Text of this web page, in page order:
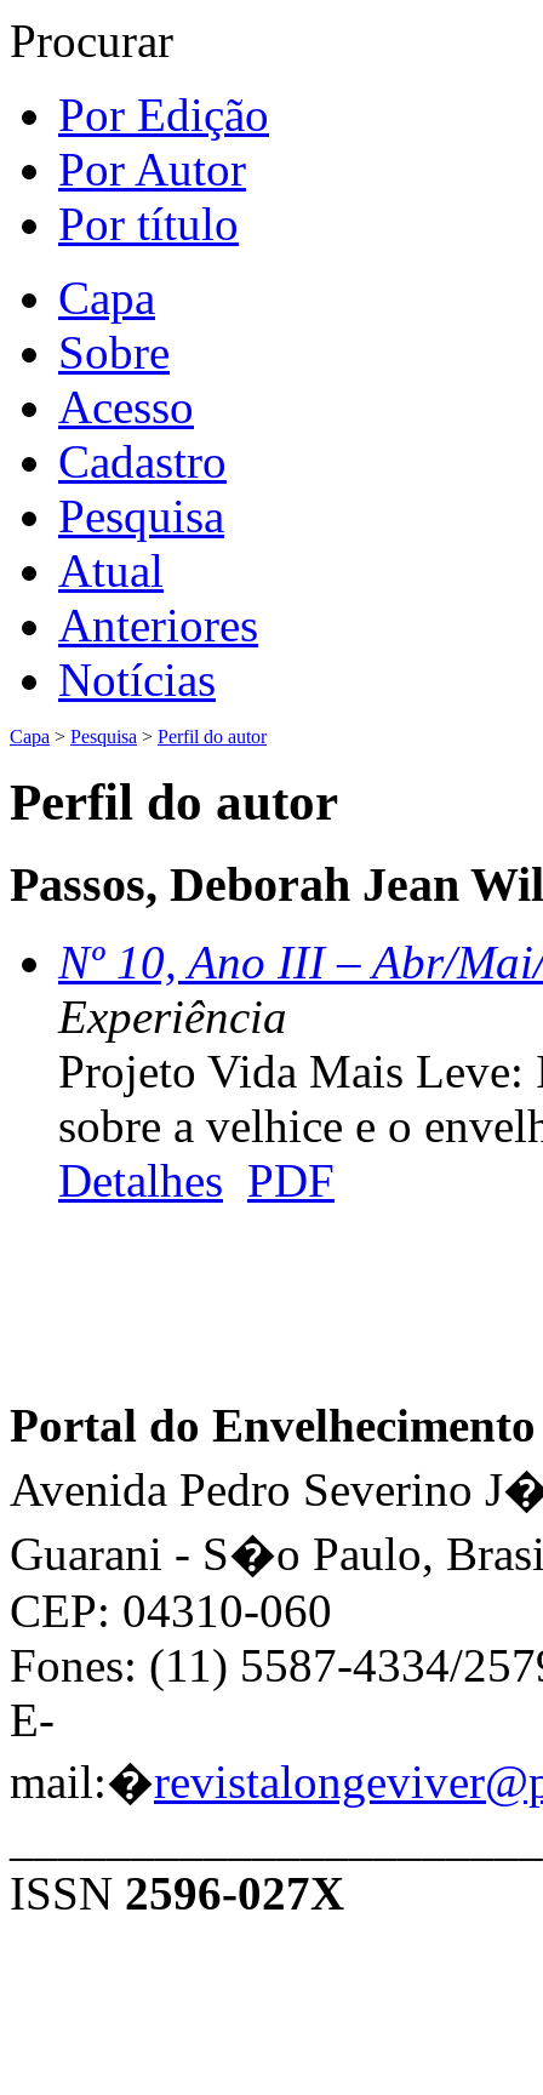
Procurar
Por Edição
Por Autor
Por título
Capa
Sobre
Acesso
Cadastro
Pesquisa
Atual
Anteriores
Notícias
Capa > Pesquisa > Perfil do autor
Perfil do autor
Passos, Deborah Jean
Nº 10, Ano III – Abr/
Experiência
Projeto Vida Mais
sobre a velhice e o
Detalhes PDF
Portal do
Avenida Pedro Severino
Guarani - S�o Paulo,
CEP: 04310-060
Fones: (11) 5587-4334/
E-
mail:�
ISSN 2596-027X